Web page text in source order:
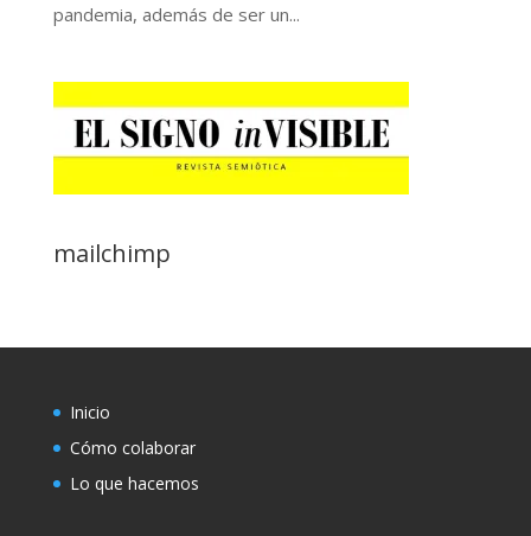
pandemia, además de ser un...
mailchimp
Inicio
Cómo colaborar
Lo que hacemos